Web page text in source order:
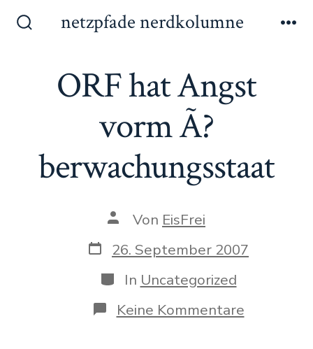
Inhalt
netzpfade nerdkolumne
ORF hat Angst
vorm Ã?
berwachungsstaat
Autor
Beitrags
Von EisFrei
Datum
des
Beitrags
26. September 2007
Kategorien
In Uncategorized
Keine Kommentarezu
ORF